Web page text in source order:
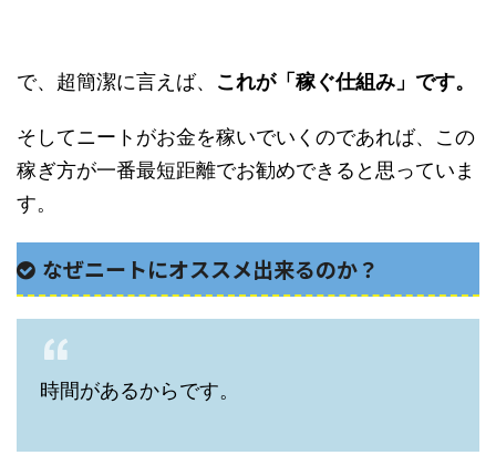
で、超簡潔に言えば、 これが「稼ぐ仕組み」です。
そしてニートがお金を稼いでいくのであれば、この
稼ぎ方が一番最短距離でお勧めできると思っていま
す。
なぜニートにオススメ出来るのか？
時間があるからです。